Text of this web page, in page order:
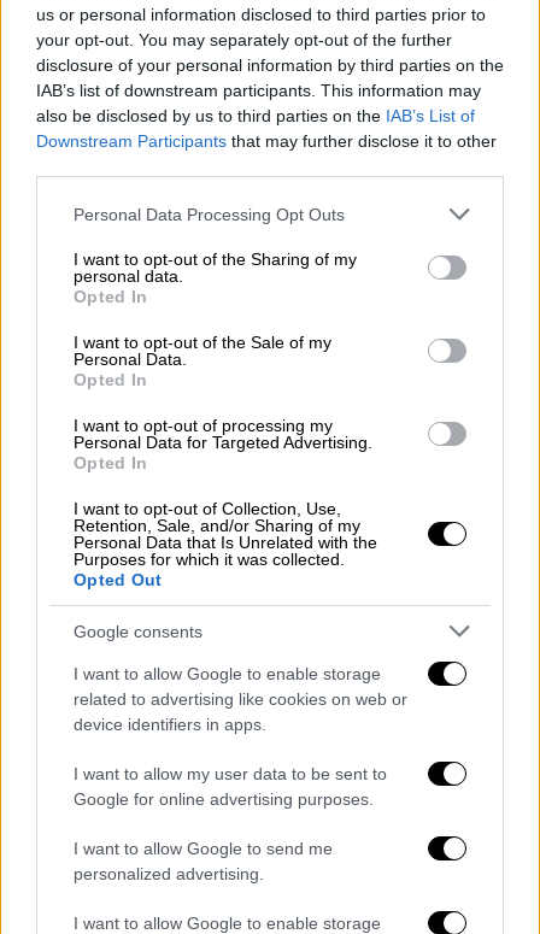
us or personal information disclosed to third parties prior to
your opt-out. You may separately opt-out of the further
disclosure of your personal information by third parties on the
IAB’s list of downstream participants. This information may
also be disclosed by us to third parties on the IAB’s List of
Downstream Participants that may further disclose it to other
Please note that this website/app uses one or more Google
not limited to your visit or usage behaviour. You may click to
grant or deny consent to Google and its third-party tags to
use your data for below specified purposes in below Google
consent section.
Personal Data Processing Opt Outs
I want to opt-out of the Sharing of my
personal data.
Opted In
I want to opt-out of the Sale of my
Personal Data.
Opted In
I want to opt-out of processing my
Personal Data for Targeted Advertising.
Opted In
I want to opt-out of Collection, Use,
Retention, Sale, and/or Sharing of my
Personal Data that Is Unrelated with the
Purposes for which it was collected.
Opted Out
Google consents
I want to allow Google to enable storage
related to advertising like cookies on web or
device identifiers in apps.
I want to allow my user data to be sent to
Google for online advertising purposes.
I want to allow Google to send me
personalized advertising.
I want to allow Google to enable storage
Η επιχείρηση της φρεγάτας «ΥΔΡΑ»
στην Ερυθρά Θάλασσα και η επίσκεψη
Δένδια
Συνοδευόταν από τον αρχηγό ΓΕΕΘΑ και τον
Πολιτική|15.01.2024 23:30
Την Τρίτη, παρουσία Δένδια η τελετή
παράδοσης - παραλαβής στο ΓΕΕΘΑ